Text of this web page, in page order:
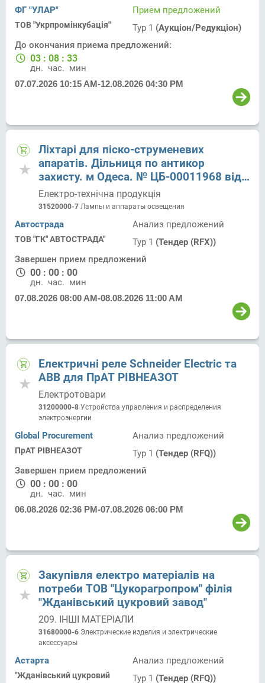
ФГ "УЛАР"
ТОВ "Укрпромінкубація"
Прием предложений
Тур 1 (Аукціон/Редукціон)
До окончания приема предложений:
03 : 08 : 33
дн. час. мин.
07.07.2026 10:15 AM-12.08.2026 04:30 PM
Ліхтарі для піско-струменевих
апаратів. Дільниця по антикор
захисту. м Одеса. № ЦБ-00011968 від
06.08.2026
Електро-технічна продукція
31520000-7 Лампы и аппараты освещения
Автострада
ТОВ "ГК" АВТОСТРАДА"
Анализ предложений
Тур 1 (Тендер (RFX))
Завершен прием предложений
00 : 00 : 00
дн. час. мин.
07.08.2026 08:00 AM-08.08.2026 11:00 AM
Електричні реле Schneider Electric та
ABB для ПрАТ РІВНЕАЗОТ
Електротовари
31200000-8 Устройства управления и распределения
электроэнергии
Global Procurement
ПрАТ РІВНЕАЗОТ
Анализ предложений
Тур 1 (Тендер (RFQ))
Завершен прием предложений
00 : 00 : 00
дн. час. мин.
06.08.2026 02:36 PM-07.08.2026 06:00 PM
Закупівля електро матеріалів на
потреби ТОВ "Цукорагропром" філія
"Жданівський цукровий завод"
209. ІНШІ МАТЕРІАЛИ
31680000-6 Электрические изделия и электрические
аксессуары
Астарта
"Жданівський цукровий
Анализ предложений
Тур 1 (Тендер (RFQ))